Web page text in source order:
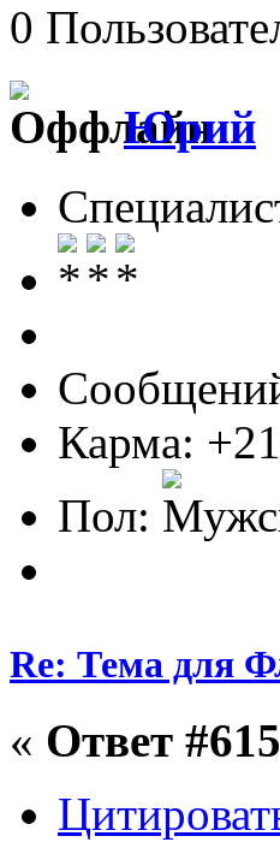
0
Юрий
Карма:
Пол:
Re: Тема для
« Ответ